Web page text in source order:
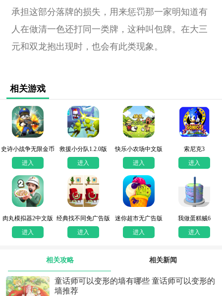
承担这部分落牌的损失，用来惩罚那一家明知道有
人在做清一色还打同一类牌，这种叫包牌。在大三
元和双龙抱出现时，也会有此类现象。
相关游戏
史诗小战争无限金币
版
进入
救援小分队1.2.0版
进入
快乐小农场中文版
进入
索尼克3
进入
肉丸模拟器2中文版
进入
经典找不同免广告版
进入
迷你超市无广告版
进入
我做蛋糕贼6
进入
相关攻略 相关新闻
童话师可以变形的墙有哪些 童话师可以变形的
墙推荐